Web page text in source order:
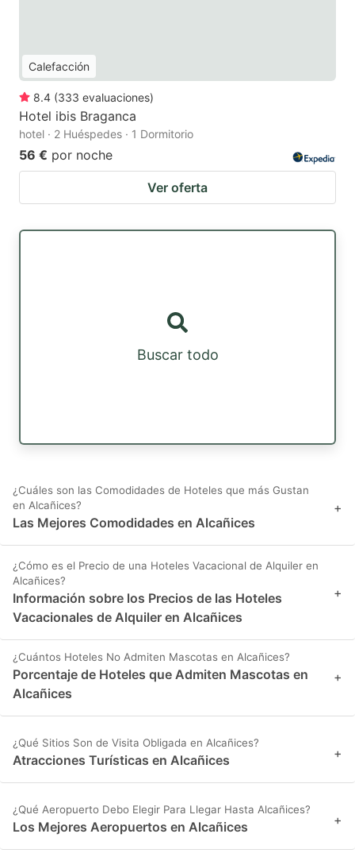
Calefacción
8.4 (333 evaluaciones)
Hotel ibis Braganca
hotel · 2 Huéspedes · 1 Dormitorio
56 € por noche
Ver oferta
Buscar todo
¿Cuáles son las Comodidades de Hoteles que más Gustan
en Alcañices?
Las Mejores Comodidades en Alcañices
+
¿Cómo es el Precio de una Hoteles Vacacional de Alquiler en
Alcañices?
Información sobre los Precios de las Hoteles
Vacacionales de Alquiler en Alcañices
+
¿Cuántos Hoteles No Admiten Mascotas en Alcañices?
Porcentaje de Hoteles que Admiten Mascotas en
Alcañices
+
¿Qué Sitios Son de Visita Obligada en Alcañices?
Atracciones Turísticas en Alcañices +
¿Qué Aeropuerto Debo Elegir Para Llegar Hasta Alcañices?
Los Mejores Aeropuertos en Alcañices +